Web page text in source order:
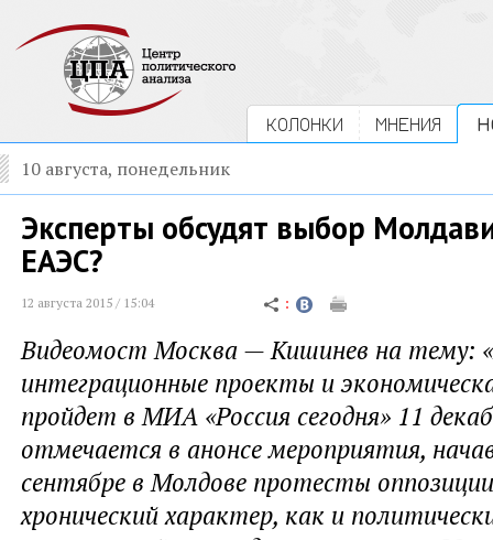
КОЛОНКИ МНЕНИЯ
10 августа, понедельник
Эксперты обсудят выбор
ЕАЭС?
12 августа 2015 / 15:04
Видеомост Москва — Кишинев на тему:
интеграционные проекты и
пройдет в МИА «Россия сегодня» 11
отмечается в анонсе мероприятия,
сентябре в Молдове протесты
хронический характер, как и